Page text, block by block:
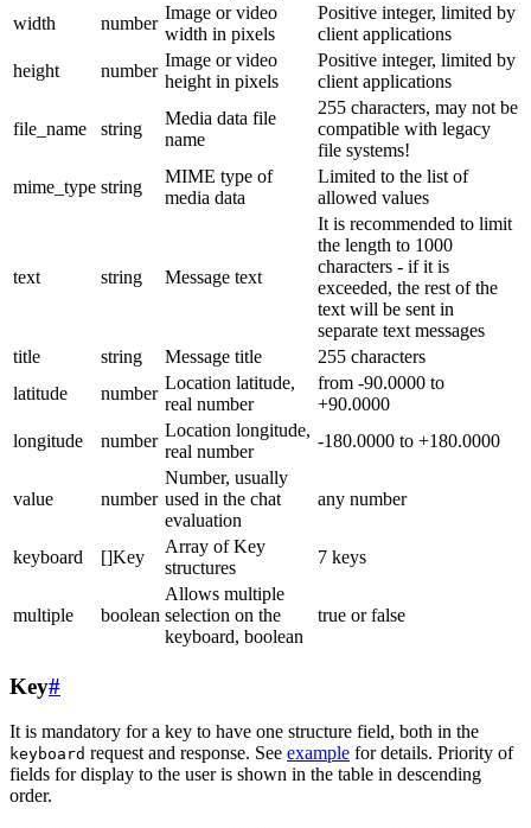
width
number
Image or video
width in pixels
Positive integer, limited by
client applications
height
number
Image or video
height in pixels
Positive integer, limited by
client applications
file_name string
Media data file
name
255 characters, may not be
compatible with legacy
file systems!
mime_type string
MIME type of
media data
Limited to the list of
allowed values
text string Message text
It is recommended to limit
the length to 1000
characters - if it is
exceeded, the rest of the
text will be sent in
separate text messages
title
string Message title
255 characters
latitude
number
Location latitude,
real number
from -90.0000 to
+90.0000
longitude
number
Location longitude,
real number
-180.0000 to +180.0000
value number
Number, usually
used in the chat
evaluation
any number
keyboard []Key
Array of Key
structures
7 keys
multiple boolean
Allows multiple
selection on the
keyboard, boolean
true or false
Key#
It is mandatory for a key to have one structure field, both in the
keyboard request and response. See example for details. Priority of
fields for display to the user is shown in the table in descending
order.